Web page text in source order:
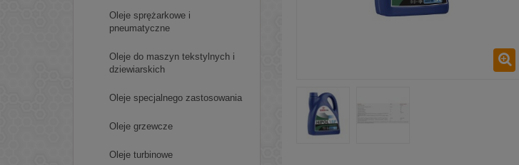
Oleje sprężarkowe i
pneumatyczne
Oleje do maszyn tekstylnych i
dziewiarskich
Oleje specjalnego zastosowania
Oleje grzewcze
Oleje turbinowe